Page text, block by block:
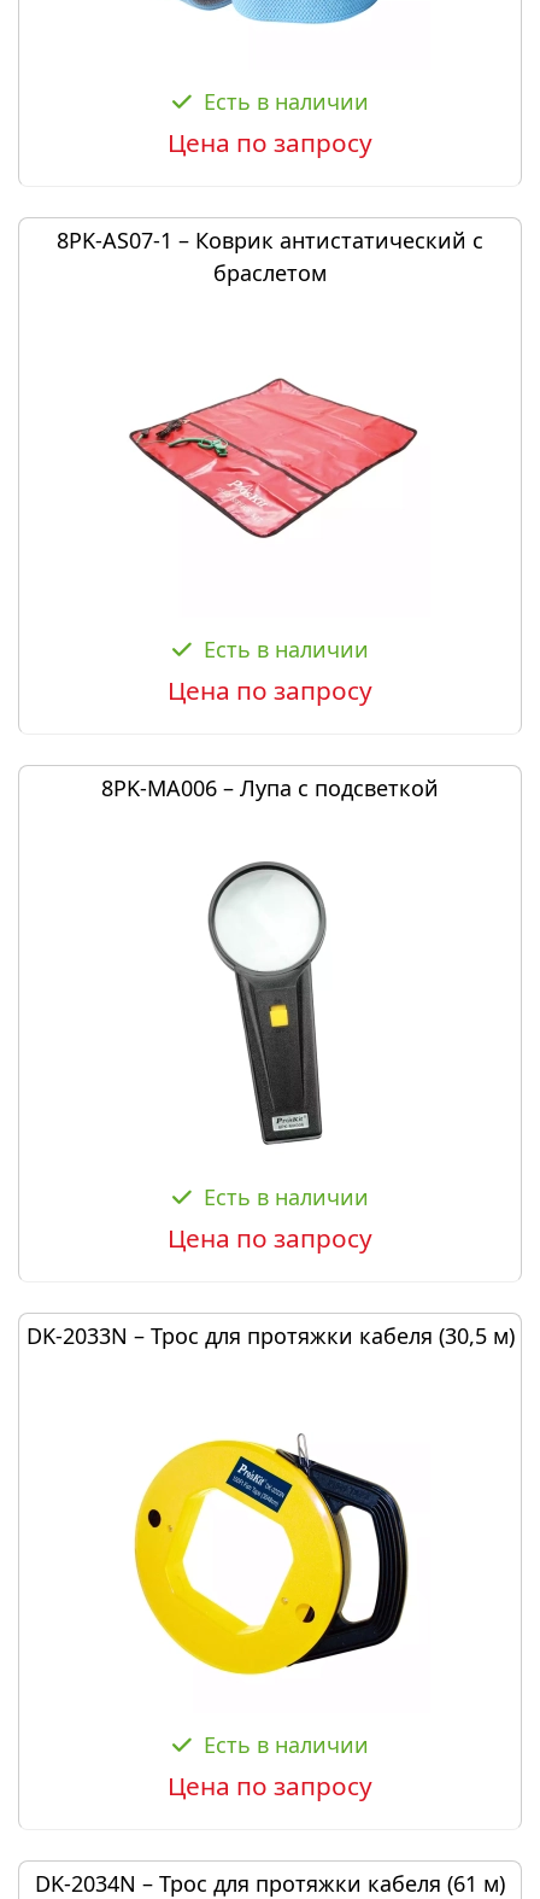
Есть в наличии
Цена по запросу
8PK-AS07-1 – Коврик антистатический с
браслетом
Есть в наличии
Цена по запросу
8PK-MA006 – Лупа с подсветкой
Есть в наличии
Цена по запросу
DK-2033N – Трос для протяжки кабеля (30,5 м)
Есть в наличии
Цена по запросу
DK-2034N – Трос для протяжки кабеля (61 м)